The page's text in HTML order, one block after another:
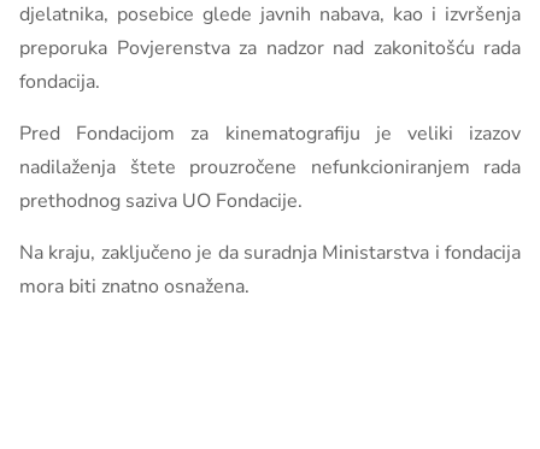
djelatnika, posebice glede javnih nabava, kao i izvršenja
preporuka Povjerenstva za nadzor nad zakonitošću rada
fondacija.
Pred Fondacijom za kinematografiju je veliki izazov
nadilaženja štete prouzročene nefunkcioniranjem rada
prethodnog saziva UO Fondacije.
Na kraju, zaključeno je da suradnja Ministarstva i fondacija
mora biti znatno osnažena.